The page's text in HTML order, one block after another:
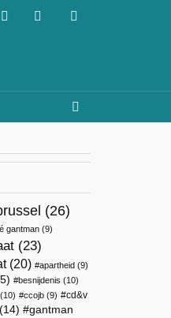
(26)
gantman (9)
(23)
(20) apartheid (9)
besnijdenis (10)
(10) ccojb (9)
cd&v
(14) gantman